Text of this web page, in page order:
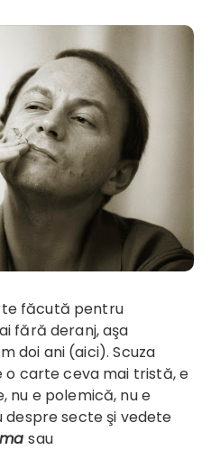
făcută pentru
fără deranj, aşa
doi ani (aici). Scuza
o carte ceva mai tristă, e
nu e polemică, nu e
despre secte şi vedete
sau